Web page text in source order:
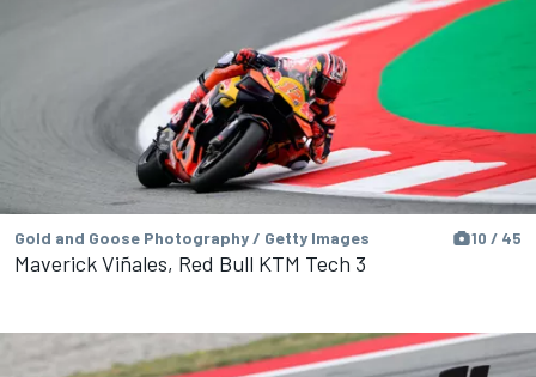
Gold and Goose Photography / Getty Images 10 / 45
Maverick Viñales, Red Bull KTM Tech 3